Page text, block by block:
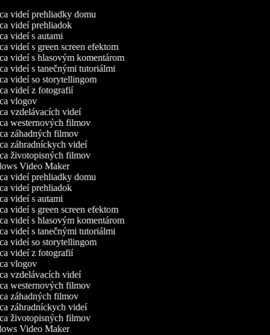
videí prehliadky domu
videí prehliadok
videí s autami
videí s green screen efektom
videí s hlasovým komentárom
videí s tanečnými tutoriálmi
videí so storytellingom
videí z fotografií
vlogov
vzdelávacích videí
westernových filmov
záhadných filmov
záhradníckych videí
životopisných filmov
Video Maker
videí prehliadky domu
videí prehliadok
videí s autami
videí s green screen efektom
videí s hlasovým komentárom
videí s tanečnými tutoriálmi
videí so storytellingom
videí z fotografií
vlogov
vzdelávacích videí
westernových filmov
záhadných filmov
záhradníckych videí
životopisných filmov
Video Maker